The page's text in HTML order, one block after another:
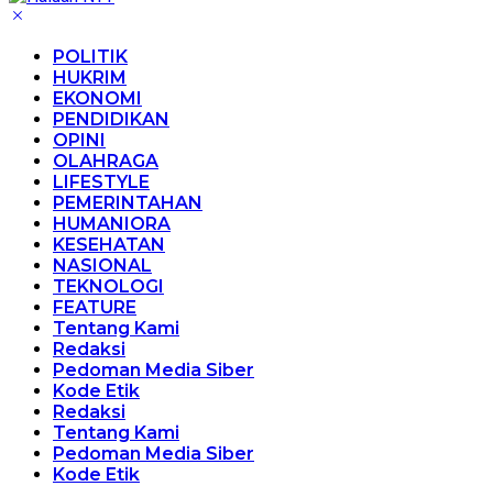
POLITIK
HUKRIM
EKONOMI
PENDIDIKAN
OPINI
OLAHRAGA
LIFESTYLE
PEMERINTAHAN
HUMANIORA
KESEHATAN
NASIONAL
TEKNOLOGI
FEATURE
Tentang Kami
Redaksi
Pedoman Media Siber
Kode Etik
Redaksi
Tentang Kami
Pedoman Media Siber
Kode Etik